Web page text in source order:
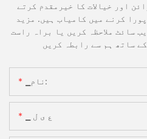
اور خیالات کا خیرمقدم کرتے
کرنے میں کامیاب ہیں. مزید
سائٹ ملاحظہ کریں یا براہ راست
▁نام:
▁ ع ی ل